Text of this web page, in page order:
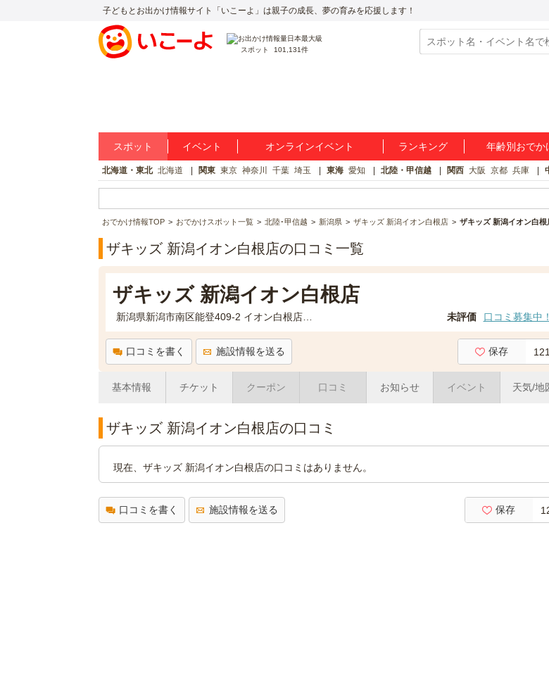
子どもとお出かけ情報サイト「いこーよ」は親子の成長、夢の育みを応援します！
スポット 101,131件
スポット イベント オンラインイベント ランキング 年齢別おでか
北海道・東北 北海道 関東 東京 神奈川 千葉 埼玉 東海 愛知 北陸・甲信越 関西 大阪 京都 兵庫
おでかけ情報TOP おでかけスポット一覧 北陸･甲信越 新潟県 ザキッズ 新潟イオン白根店 ザキッズ 新潟イオン白
ザキッズ 新潟イオン白根店の口コミ一覧
ザキッズ 新潟イオン白根店
新潟県新潟市南区能登409-2 イオン白根店1F 未評価 口コミ募集中！
口コミを書く 施設情報を送る 保存 121
基本情報 チケット クーポン 口コミ お知らせ イベント 天気/地
ザキッズ 新潟イオン白根店の口コミ
現在、ザキッズ 新潟イオン白根店の口コミはありません。
口コミを書く 施設情報を送る 保存